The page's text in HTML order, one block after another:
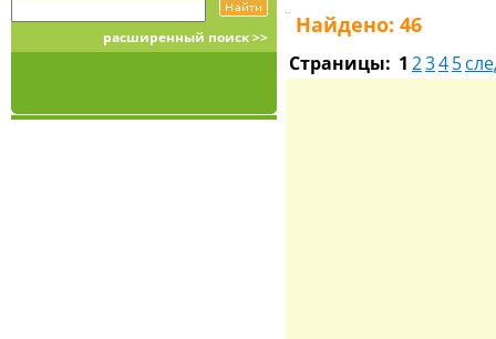
расширенный поиск >> Найдено: 46
Страницы: 1 2345